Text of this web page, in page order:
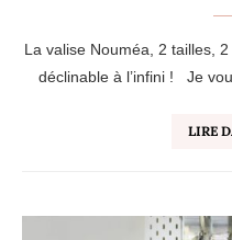
La valise Nouméa, 2 tailles,
déclinable à l’infini ! Je
LIRE